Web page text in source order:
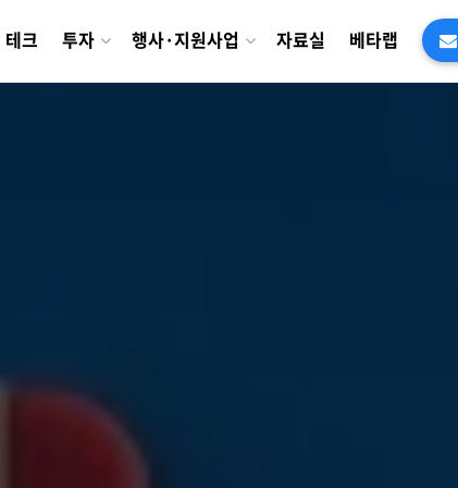
테크 투자 행사·지원사업 자료실 베타랩